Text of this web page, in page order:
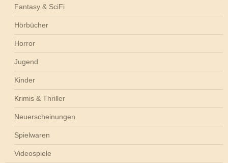
Fantasy & SciFi
Hörbücher
Horror
Jugend
Kinder
Krimis & Thriller
Neuerscheinungen
Spielwaren
Videospiele